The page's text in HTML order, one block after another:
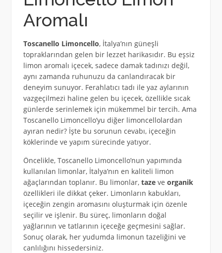
Aromalı
Toscanello Limoncello, İtalya’nın güneşli
topraklarından gelen bir lezzet harikasıdır. Bu eşsiz
limon aromalı içecek, sadece damak tadınızı değil,
aynı zamanda ruhunuzu da canlandıracak bir
deneyim sunuyor. Ferahlatıcı tadı ile yaz aylarının
vazgeçilmezi haline gelen bu içecek, özellikle sıcak
günlerde serinlemek için mükemmel bir tercih. Ama
Toscanello Limoncello’yu diğer limoncellolardan
ayıran nedir? İşte bu sorunun cevabı, içeceğin
köklerinde ve yapım sürecinde yatıyor.
Öncelikle, Toscanello Limoncello’nun yapımında
kullanılan limonlar, İtalya’nın en kaliteli limon
ağaçlarından toplanır. Bu limonlar, tazeve organik
özellikleri ile dikkat çeker. Limonların kabukları,
içeceğin zengin aromasını oluşturmak için özenle
seçilir ve işlenir. Bu süreç, limonların doğal
yağlarının ve tatlarının içeceğe geçmesini sağlar.
Sonuç olarak, her yudumda limonun tazeliğini ve
canlılığını hissedersiniz.